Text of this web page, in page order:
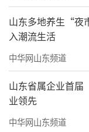
山东多地养生“夜
入潮流生活
中华网山东频道
山东省属企业首
业领先
中华网山东频道